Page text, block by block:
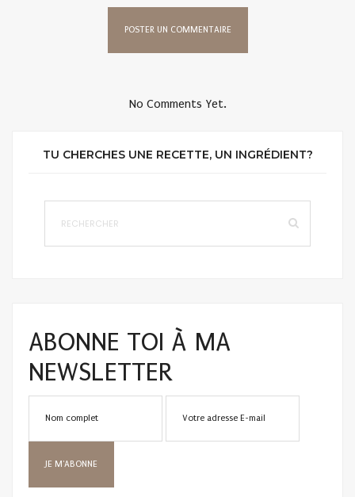
No Comments Yet.
TU CHERCHES UNE RECETTE, UN INGRÉDIENT?
ABONNE TOI À MA
NEWSLETTER